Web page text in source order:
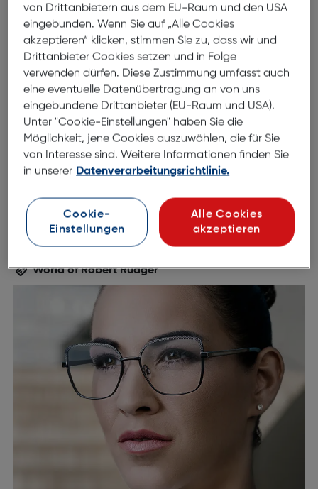
18mm
52mm
145mm
World of Robert Rüdger
von Drittanbietern aus dem EU-Raum und den USA
eingebunden. Wenn Sie auf „Alle Cookies
akzeptieren“ klicken, stimmen Sie zu, dass wir und
Drittanbieter Cookies setzen und in Folge
verwenden dürfen. Diese Zustimmung umfasst auch
eine eventuelle Datenübertragung an von uns
eingebundene Drittanbieter (EU-Raum und USA).
Unter "Cookie-Einstellungen" haben Sie die
Möglichkeit, jene Cookies auszuwählen, die für Sie
von Interesse sind. Weitere Informationen finden Sie
in unserer Datenverarbeitungsrichtlinie.
Cookie-
Einstellungen
Alle Cookies
akzeptieren